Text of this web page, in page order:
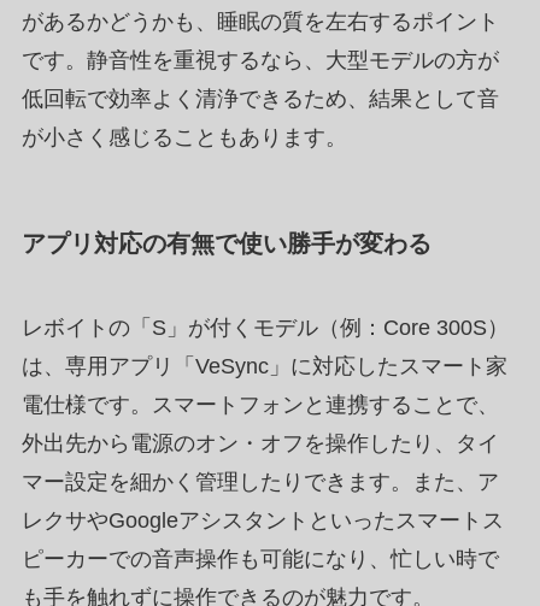
があるかどうかも、睡眠の質を左右するポイント
です。静音性を重視するなら、大型モデルの方が
低回転で効率よく清浄できるため、結果として音
が小さく感じることもあります。
アプリ対応の有無で使い勝手が変わる
レボイトの「S」が付くモデル（例：Core 300S）
は、専用アプリ「VeSync」に対応したスマート家
電仕様です。スマートフォンと連携することで、
外出先から電源のオン・オフを操作したり、タイ
マー設定を細かく管理したりできます。また、ア
レクサやGoogleアシスタントといったスマートス
ピーカーでの音声操作も可能になり、忙しい時で
も手を触れずに操作できるのが魅力です。